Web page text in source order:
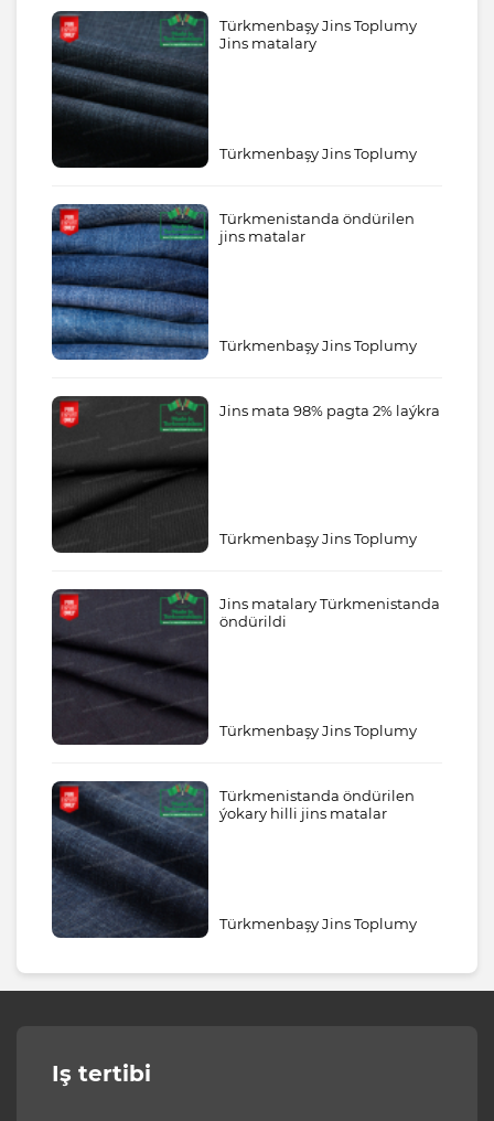
Türkmenbaşy Jins Toplumy
Jins matalary
Türkmenbaşy Jins Toplumy
Türkmenistanda öndürilen
jins matalar
Türkmenbaşy Jins Toplumy
Jins mata 98% pagta 2% laýkra
Türkmenbaşy Jins Toplumy
Jins matalary Türkmenistanda
öndürildi
Türkmenbaşy Jins Toplumy
Türkmenistanda öndürilen
ýokary hilli jins matalar
Türkmenbaşy Jins Toplumy
Iş tertibi